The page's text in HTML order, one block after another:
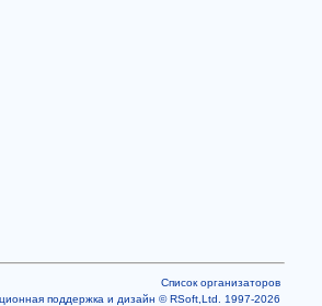
Список организаторов
поддержка и дизайн © RSoft,Ltd. 1997-2026